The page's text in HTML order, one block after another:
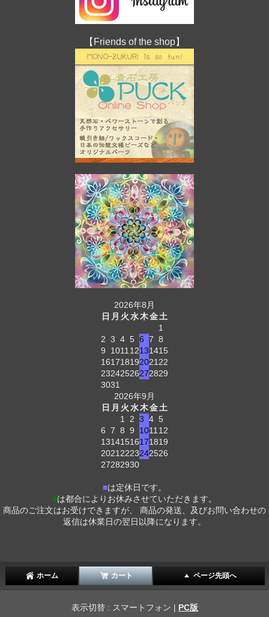
【Friends of the shop】
2026年8月
日 月 火水木金土
1
2 3 4 5 6 7 8
9
1011 12131415
161718192021 22
23242526272829
3031
2026年9月
日 月 火水木金土
1
2 3 4 5
6 7 8 9 1011 12
13141516171819
2021 2223242526
27282930
■は定休日です。
■は都合によりお休みさせていただきます。
商品のご注文はお受けできますが、 商品の発送、及びお問い合わせの
返信は休業日の翌日以降になります。
ホーム カート ページ先頭へ
表示切替 : スマートフォン | PC版